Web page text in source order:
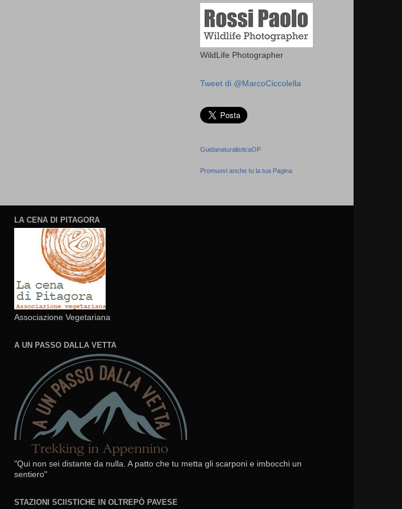
WildLife Photographer
Tweet di @MarcoCiccolella
GuidanaturalisticaOP
Promuovi anche tu la tua Pagina
LA CENA DI PITAGORA
Associazione Vegetariana
A UN PASSO DALLA VETTA
"Qui non sei distante da nulla. A patto che tu metta gli scarponi e imbocchi un
sentiero"
STAZIONI SCIISTICHE IN OLTREPÒ PAVESE